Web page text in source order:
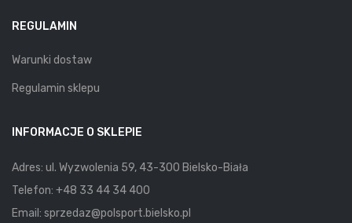
REGULAMIN
Warunki dostaw
Regulamin sklepu
INFORMACJE O SKLEPIE
Adres: ul. Wyzwolenia 59, 43-300 Bielsko-Biała
Telefon: +48 33 44 34 400
Email: sprzedaz@polsport.bielsko.pl